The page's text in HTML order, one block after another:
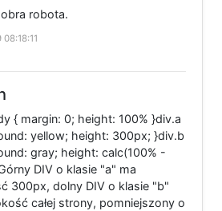
robota.
{ margin: 0; height: 100% }div.a
yellow; height: 300px; }div.b
gray; height: calc(100% -
DIV o klasie "a" ma
300px, dolny DIV o klasie "b"
całej strony, pomniejszony o